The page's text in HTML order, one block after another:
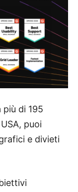
di 195
puoi
e divieti